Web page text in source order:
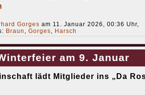
Gorges am 11. Januar 2026, 00:36 Uhr,
Braun , Gorges, Harsch
am 9. Januar
lädt Mitglieder ins „Da